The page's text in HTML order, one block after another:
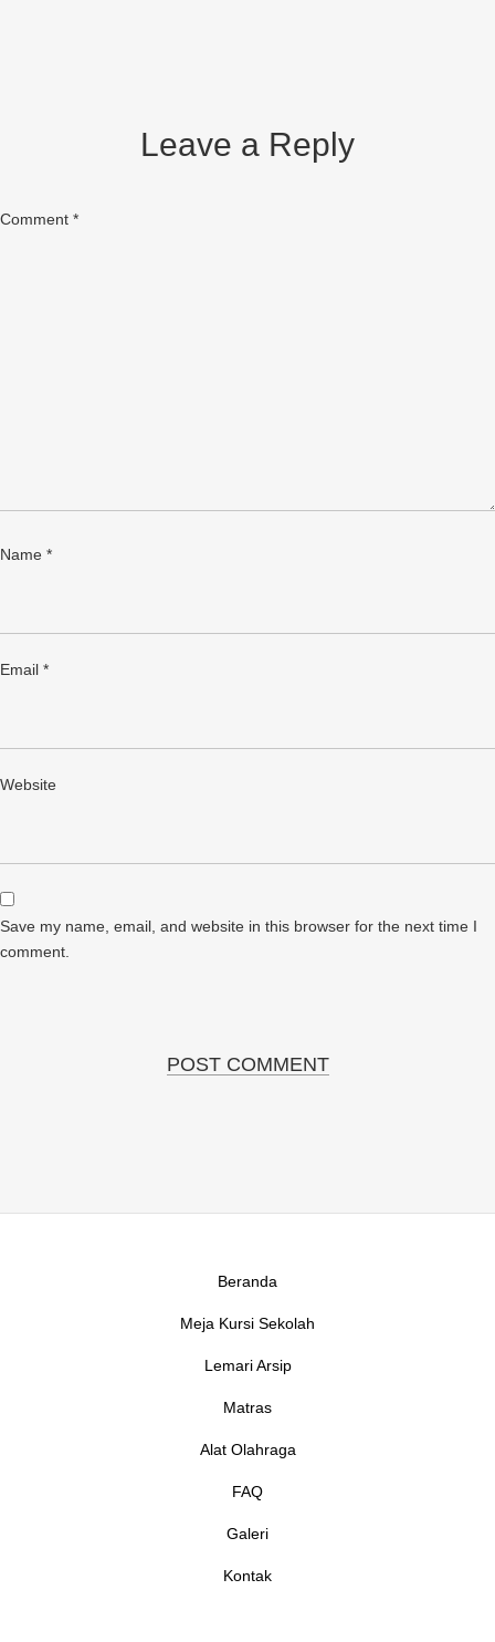
Leave a Reply
Comment *
Name *
Email *
Website
Save my name, email, and website in this browser for the next time I
comment.
Beranda
Meja Kursi Sekolah
Lemari Arsip
Matras
Alat Olahraga
FAQ
Galeri
Kontak